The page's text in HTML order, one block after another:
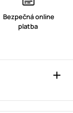
Bezpečná online
platba